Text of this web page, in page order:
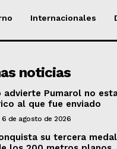
Internacionales
noticias
advierte Pumarol no
al que fue enviado
6 de agosto de 2026
su tercera